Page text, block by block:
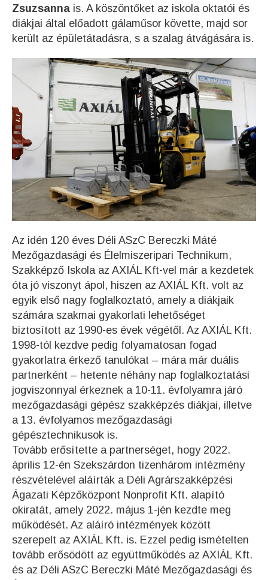
Zsuzsanna is. A köszöntőket az iskola oktatói és
diákjai által előadott gálaműsor követte, majd sor
került az épületátadásra, s a szalag átvágására is.
Az idén 120 éves Déli ASzC Bereczki Máté
Mezőgazdasági és Élelmiszeripari Technikum,
Szakképző Iskola az AXIÁL Kft-vel már a kezdetek
óta jó viszonyt ápol, hiszen az AXIÁL Kft. volt az
egyik első nagy foglalkoztató, amely a diákjaik
számára szakmai gyakorlati lehetőséget
biztosított az 1990-es évek végétől. Az AXIÁL Kft.
1998-tól kezdve pedig folyamatosan fogad
gyakorlatra érkező tanulókat – mára már duális
partnerként – hetente néhány nap foglalkoztatási
jogviszonnyal érkeznek a 10-11. évfolyamra járó
mezőgazdasági gépész szakképzés diákjai, illetve
a 13. évfolyamos mezőgazdasági
gépésztechnikusok is.
Tovább erősítette a partnerséget, hogy 2022.
április 12-én Szekszárdon tizenhárom intézmény
részvételével aláírták a Déli Agrárszakképzési
Ágazati Képzőközpont Nonprofit Kft. alapító
okiratát, amely 2022. május 1-jén kezdte meg
működését. Az aláíró intézmények között
szerepelt az AXIÁL Kft. is. Ezzel pedig ismételten
tovább erősödött az együttműködés az AXIÁL Kft.
és az Déli ASzC Bereczki Máté Mezőgazdasági és